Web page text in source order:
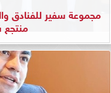
مجموعة سفير للفنادق